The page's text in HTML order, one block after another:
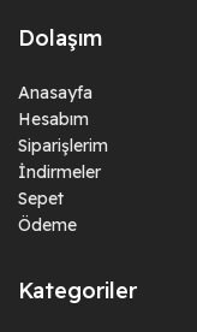
Dolaşım
Anasayfa
Hesabım
Siparişlerim
İndirmeler
Sepet
Ödeme
Kategoriler